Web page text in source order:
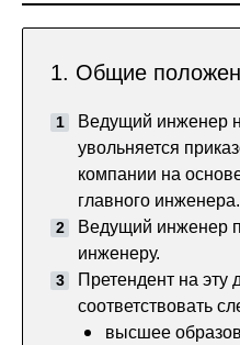
1. Общие
Ведущий инженер
увольняется
компании на
главного инженера.
Ведущий инженер
инженеру.
Претендент на эту
соответствовать
высшее